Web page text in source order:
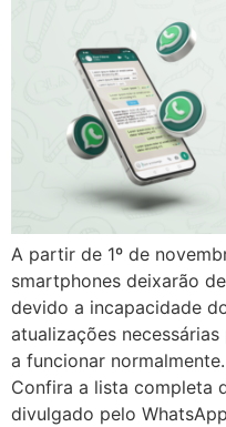
A partir de 1º de
smartphones deixarão
devido a incapacidade
atualizações
a funcionar normalmente.
Confira a lista completa
divulgado pelo